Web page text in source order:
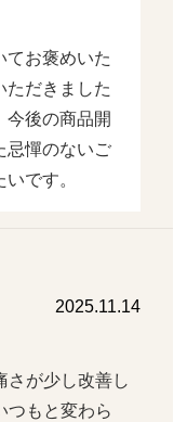
てお褒めいた
ただきました
今後の商品開
忌憚のないご
です。
2025.11.14
さが少し改善し
つもと変わら